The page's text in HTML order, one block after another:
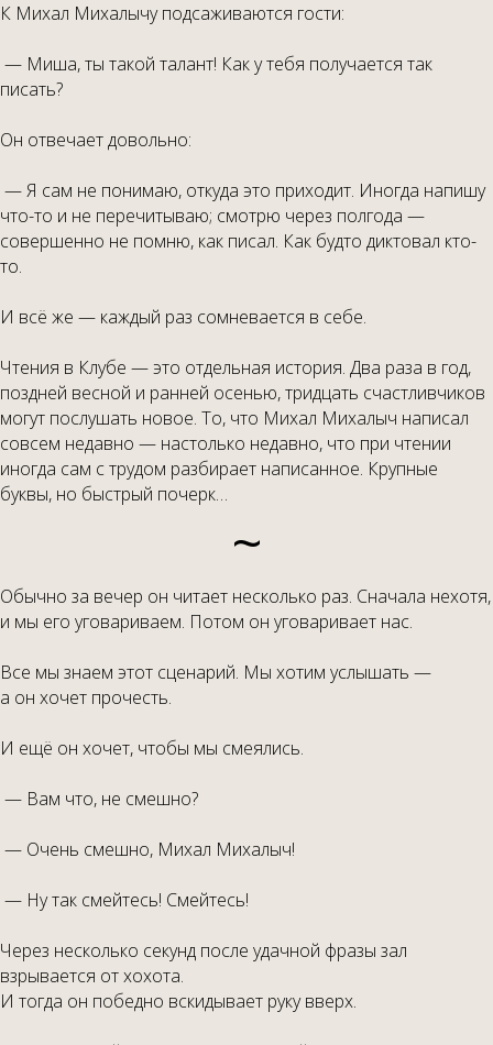
К Михал Михалычу подсаживаются гости:
— Миша, ты такой талант! Как у тебя получается так
писать?
Он отвечает довольно:
— Я сам не понимаю, откуда это приходит. Иногда напишу
что-то и не перечитываю; смотрю через полгода —
совершенно не помню, как писал. Как будто диктовал кто-
то.
И всё же — каждый раз сомневается в себе.
Чтения в Клубе — это отдельная история. Два раза в год,
поздней весной и ранней осенью, тридцать счастливчиков
могут послушать новое. То, что Михал Михалыч написал
совсем недавно — настолько недавно, что при чтении
иногда сам с трудом разбирает написанное. Крупные
буквы, но быстрый почерк…
~
Обычно за вечер он читает несколько раз. Сначала нехотя,
и мы его уговариваем. Потом он уговаривает нас.
Все мы знаем этот сценарий. Мы хотим услышать —
а он хочет прочесть.
И ещё он хочет, чтобы мы смеялись.
— Вам что, не смешно?
— Очень смешно, Михал Михалыч!
— Ну так смейтесь! Смейтесь!
Через несколько секунд после удачной фразы зал
взрывается от хохота.
И тогда он победно вскидывает руку вверх.